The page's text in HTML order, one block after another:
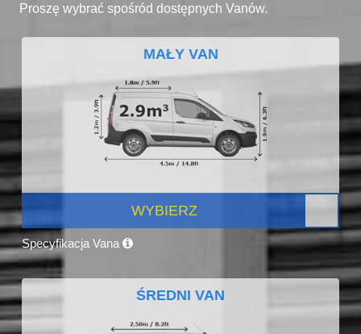
Proszę wybrać spośród dostępnych Vanów.
MAŁY VAN
WYBIERZ
Specyfikacja Vana
ŚREDNI VAN